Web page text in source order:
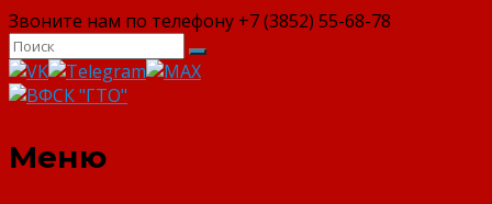
Звоните нам по телефону +7 (3852) 55-68-78
ВФСК "ГТО"
Меню